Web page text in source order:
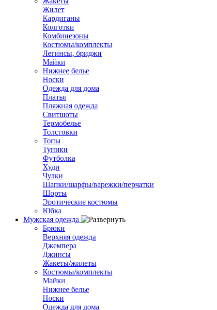
Жилет
Кардиганы
Колготки
Комбинезоны
Костюмы/комплекты
Легинсы, бриджи
Майки
Нижнее белье
Носки
Одежда для дома
Платья
Пляжная одежда
Свитшоты
Термобелье
Толстовки
Топы
Туники
Футболка
Худи
Чулки
Шапки/шарфы/варежки/перчатки
Шорты
Эротические костюмы
Юбка
Мужская одежда
Брюки
Верхняя одежда
Джемпера
Джинсы
Жакеты/жилеты
Костюмы/комплекты
Майки
Нижнее белье
Носки
Одежда для дома